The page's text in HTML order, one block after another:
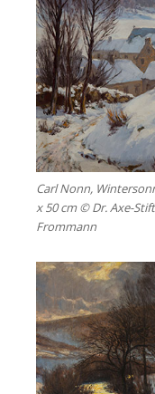
Carl Nonn,
x 50 cm © Dr. Axe-
Frommann